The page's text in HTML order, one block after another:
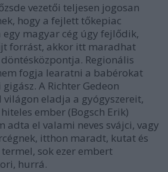
vezetői teljesen jogosan
hogy a fejlett tőkepiac
magyar cég úgy fejlődik,
forrást, akkor itt maradhat
Regionális
fogja learatni a babérokat
A Richter Gedeon
világon eladja a gyógyszereit,
ember (Bogsch Erik)
adta el valami neves svájci, vagy
itthon maradt, kutat és
sok ezer embert
hurrá.